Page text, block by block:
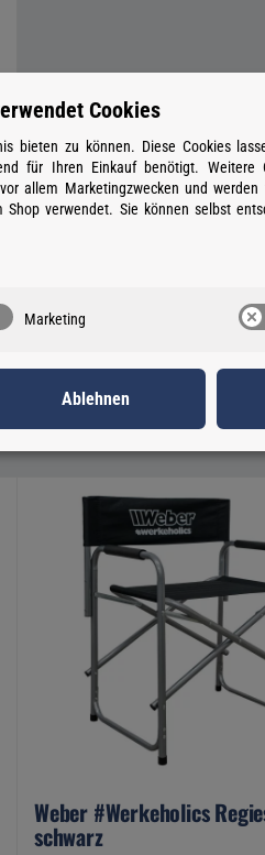
Weber #Werkeholics
schwarz
Cookies
bieten zu können. Diese Cookies
für Ihren Einkauf benötigt. Weitere
allem Marketingzwecken und
verwendet. Sie können selbst
Marketing
Ablehnen